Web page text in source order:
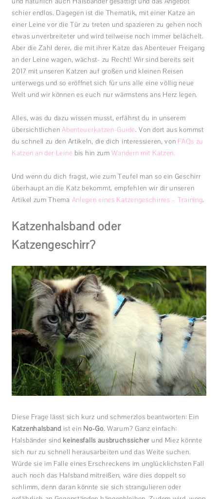
schier endlos. Dagegen ist die Thematik, mit einer Katze an
einer Leine vor die Tür zu treten und spazieren zu gehen noch
etwas unverbreiteter und wird teilweise noch immer belächelt.
Aber die Zahl derer, die mit ihrer Katze das Abenteuer Freigang
an der Leine wagen, wächst- zu Recht! Wir sind bereits seit
2017 mit unseren Katzen auf großen und kleinen Reisen
unterwegs und so eröffnet sich für uns alle eine völlig neue
Welt und wir können es euch nur wärmstens ans Herz legen.
Alles, was du dazu wissen musst, erfährst du in unserem
übersichtlichenAbenteuerkatzen-Guide. Von dort aus kommst
du schnell zu den Artikeln, die dich interessieren, von FAQs zu
Katzen an der Leine bis hin zumWandern mit Katzen.
Und wenn du dich fragst, wie zum Teufel man so ein Geschirr
überhaupt an die Katz bekommt, empfehlen wir dir unseren
Artikel zum Thema Anlegen eines Katzengeschirres – Training.
Katzenhalsband oder
Katzengeschirr?
Diese Frage lässt sich kurz und schmerzlos beantworten: Ein
Katzenhalsband ist ein No-Go. Warum? Ganz einfach:
Halsbänder sind keinesfalls ausbruchssicher und Miez könnte
sich nur zu schnell herausarbeiten und das Weite suchen.
Würde sie im Falle eines Erschreckens im unglücklichsten Fall
auch noch das Halsband mitreißen, wäre dies doppelt so
schlimm, denn daran könnte sie sich strangulieren oder